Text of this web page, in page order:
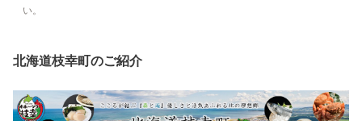
い。
北海道枝幸町のご紹介